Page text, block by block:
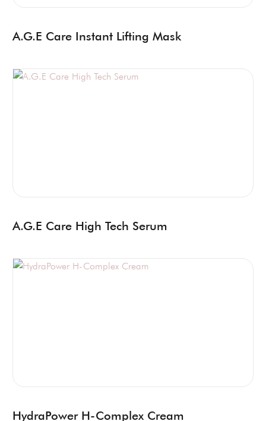
A.G.E Care Instant Lifting Mask
A.G.E Care High Tech Serum
HydraPower H-Complex Cream